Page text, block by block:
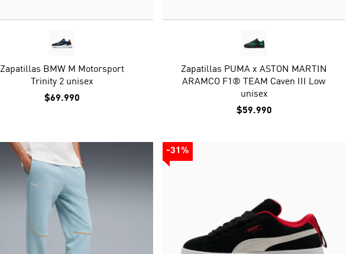
Zapatillas BMW M Motorsport
Trinity 2 unisex
$69.990
Zapatillas PUMA x ASTON MARTIN
ARAMCO F1® TEAM Caven III Low
unisex
$59.990
-31%